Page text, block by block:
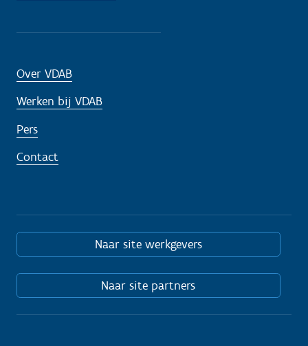
Over VDAB
Werken bij VDAB
Pers
Contact
Naar site werkgevers
Naar site partners